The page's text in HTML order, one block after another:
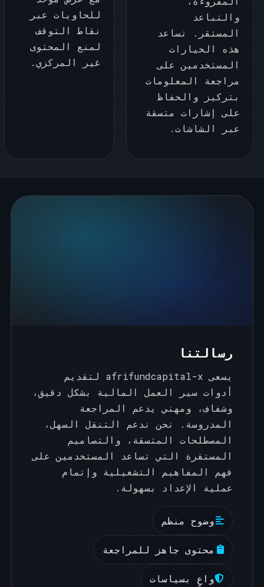
والتباعد
المستقر. تساعد
هذه الخيارات
المستخدمين على
مراجعة المعلومات
بتركيز والحفاظ
على إشارات متسقة
عبر الشاشات.
للحاويات عبر
نقاط التوقف
لمنع المحتوى
غير المركزي.
رسالتنا
يسعى afrifundcapital-x لتقديم
أدوات سير العمل المالية بشكل دقيق،
وشفاف، ومهني يدعم المراجعة
المدروسة. نحن ندعم التنقل السهل،
المصطلحات المتسقة، والتصاميم
المستقرة التي تساعد المستخدمين على
فهم المفاهيم التشغيلية وإتمام
عملية الإعداد بسهولة.
وضوح منظم
محتوى جاهز للمراجعة
واعٍ بسياسات